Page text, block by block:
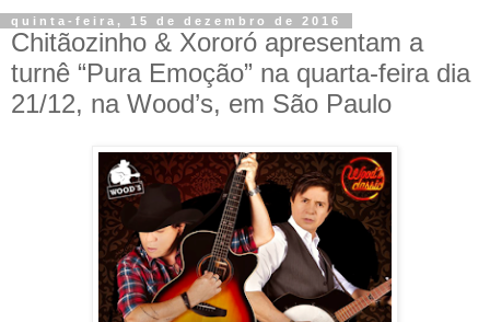
quinta-feira, 15 de dezembro de 2016
​Chitãozinho & Xororó apresentam a
turnê “Pura Emoção” na quarta-feira dia
21/12, na Wood’s, em São Paulo